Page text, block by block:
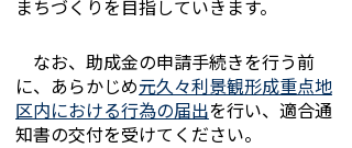
まちづくりを目指していきます。
なお、助成金の申請手続きを行う前
に、あらかじめ元久々利景観形成重点地
区内における行為の届出を行い、適合通
知書の交付を受けてください。